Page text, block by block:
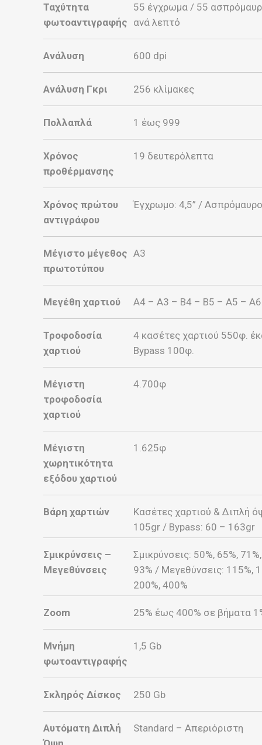
Ταχύτητα
φωτοαντιγραφής
55 έγχρωμα / 55
ανά λεπτό
Ανάλυση 600 dpi
Ανάλυση Γκρι 256 κλίμακες
Πολλαπλά 1 έως 999
Χρόνος
προθέρμανσης
19 δευτερόλεπτα
Χρόνος πρώτου
αντιγράφου
Έγχρωμο: 4,5” /
Μέγιστο μέγεθος
πρωτοτύπου
Α3
Μεγέθη χαρτιού Α4 – Α3 – Β4 – Β5 – Α5 – Α6
Τροφοδοσία
χαρτιού
4 κασέτες χαρτιού 550φ.
Bypass 100φ.
Μέγιστη
τροφοδοσία
χαρτιού
4.700φ
Μέγιστη
χωρητικότητα
εξόδου χαρτιού
1.625φ
Βάρη χαρτιών
Κασέτες χαρτιού & Διπλή
105gr / Bypass: 60 – 163gr
Σμικρύνσεις –
Μεγεθύνσεις
Σμικρύνσεις: 50%, 65%,
93% / Μεγεθύνσεις: 115%,
200%, 400%
Zoom 25% έως 400% σε βήματα
Μνήμη
φωτοαντιγραφής
1,5 Gb
Σκληρός Δίσκος 250 Gb
Αυτόματη Διπλή
Standard – Απεριόριστη